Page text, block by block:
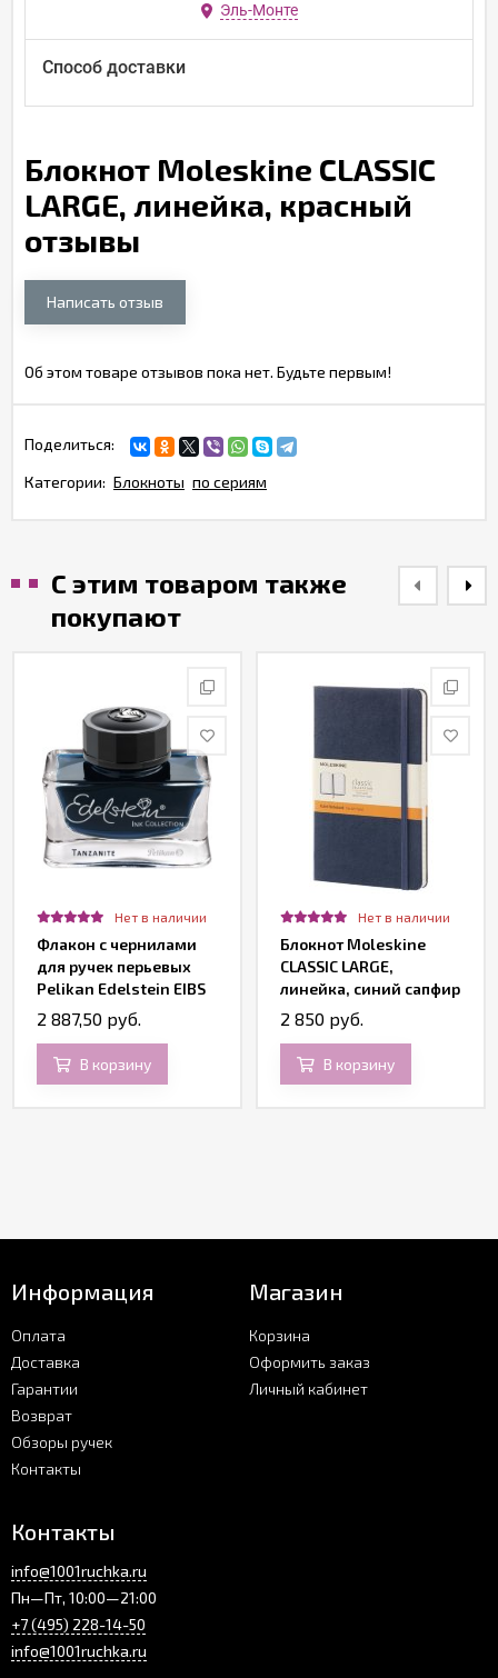
Эль-Монте
Способ доставки
Блокнот Moleskine CLASSIC
LARGE, линейка, красный
отзывы
Написать отзыв
Об этом товаре отзывов пока нет. Будьте первым!
Поделиться:
Категории: Блокноты по сериям
С этим товаром также
покупают
Нет в наличии
Флакон с чернилами
для ручек перьевых
Pelikan Edelstein EIBS
Tanzanite, темно-
синий, 50 мл
2 887,50 руб.
В корзину
Нет в наличии
Блокнот Moleskine
CLASSIC LARGE,
линейка, синий сапфир
2 850 руб.
В корзину
Информация
Оплата
Доставка
Гарантии
Возврат
Обзоры ручек
Контакты
Магазин
Корзина
Оформить заказ
Личный кабинет
Контакты
info@1001ruchka.ru
Пн—Пт, 10:00—21:00
+7 (495) 228-14-50
info@1001ruchka.ru